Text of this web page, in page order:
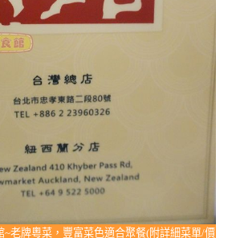
~老牌粵菜，豐富菜色適合聚餐(附詳細菜單/價